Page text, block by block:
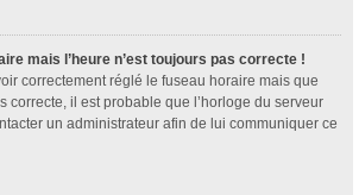
mais l’heure n’est toujours pas correcte !
correctement réglé le fuseau horaire mais que
correcte, il est probable que l’horloge du serveur
un administrateur afin de lui communiquer ce